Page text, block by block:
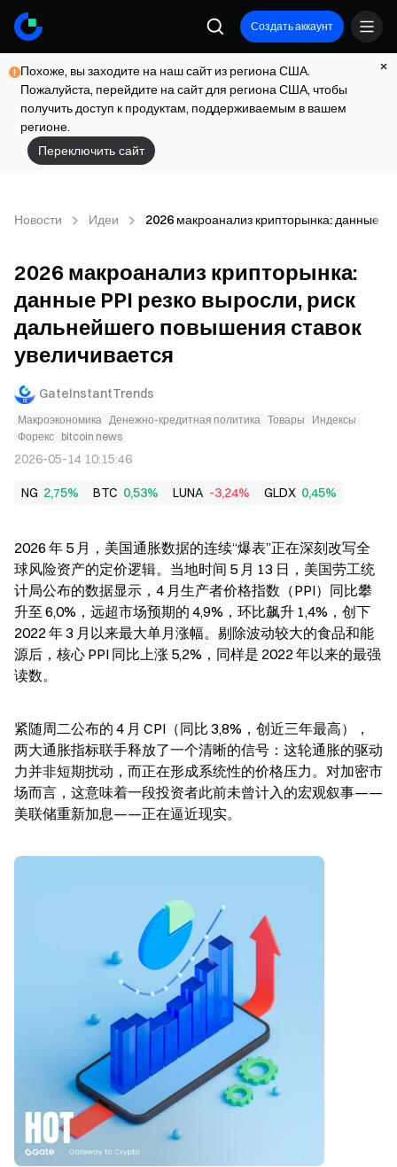
Создать аккаунт
Похоже, вы заходите на наш сайт из региона США.
Пожалуйста, перейдите на сайт для региона США, чтобы
получить доступ к продуктам, поддерживаемым в вашем
регионе.
Переключить сайт
Новости Идеи 2026 макроанализ крипторынка: данные
2026 макроанализ крипторынка:
данные PPI резко выросли, риск
дальнейшего повышения ставок
увеличивается
GateInstantTrends
Макроэкономика Денежно-кредитная политика Товары
Индексы
Форекс bitcoin news
2026-05-14 10:15:46
NG 2,75% BTC 0,53% LUNA -3,24% GLDX 0,45%
2026 年 5 月，美国通胀数据的连续“爆表”正在深刻改写全
球风险资产的定价逻辑。当地时间 5 月 13 日，美国劳工统
计局公布的数据显示，4 月生产者价格指数（PPI）同比攀
升至 6,0%，远超市场预期的 4,9%，环比飙升 1,4%，创下
2022 年 3 月以来最大单月涨幅。剔除波动较大的食品和能
源后，核心 PPI 同比上涨 5,2%，同样是 2022 年以来的最强
读数。
紧随周二公布的 4 月 CPI（同比 3,8%，创近三年最高），
两大通胀指标联手释放了一个清晰的信号：这轮通胀的驱动
力并非短期扰动，而正在形成系统性的价格压力。对加密市
场而言，这意味着一段投资者此前未曾计入的宏观叙事——
美联储重新加息——正在逼近现实。